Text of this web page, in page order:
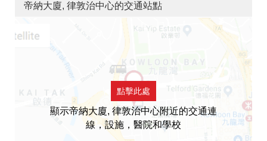
帝納大廈, 律敦治中心的交通站點
點擊此處
顯示帝納大廈, 律敦治中心附近的交通連
線，設施，醫院和學校